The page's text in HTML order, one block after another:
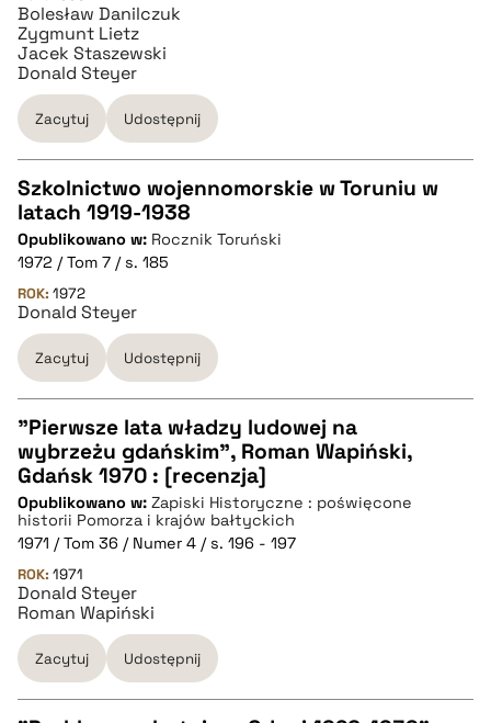
BIBTEX
pobierz cytat
Bolesław Danilczuk
Zygmunt Lietz
Jacek Staszewski
Donald Steyer
Zacytuj Udostępnij
CZYSTY TEKST
pobierz cytat
BIBTEX
pobierz cytat
Szkolnictwo wojennomorskie w Toruniu w
latach 1919-1938
Opublikowano w: Rocznik Toruński
1972 / Tom 7 / s. 185
ROK: 1972
Donald Steyer
Zacytuj Udostępnij
CZYSTY TEKST
pobierz cytat
BIBTEX
pobierz cytat
"Pierwsze lata władzy ludowej na
wybrzeżu gdańskim", Roman Wapiński,
Gdańsk 1970 : [recenzja]
Opublikowano w: Zapiski Historyczne : poświęcone
historii Pomorza i krajów bałtyckich
1971 / Tom 36 / Numer 4 / s. 196 - 197
ROK: 1971
Donald Steyer
Roman Wapiński
Zacytuj Udostępnij